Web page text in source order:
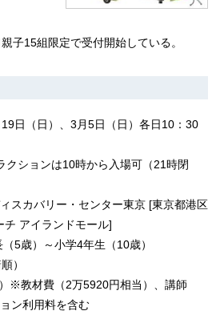
子15組限定で受付開始している。
日（日）、3月5日（日）各日10：30
ションは10時から入場可（21時閉
スカバリー・センター東京 [東京都港区
アイランドモール]
5歳）～小学4年生（10歳）
）
※教材費（2万5920円相当）、講師
ン利用料を含む